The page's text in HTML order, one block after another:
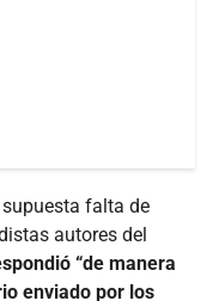
falta de
autores del
“de manera
enviado por los